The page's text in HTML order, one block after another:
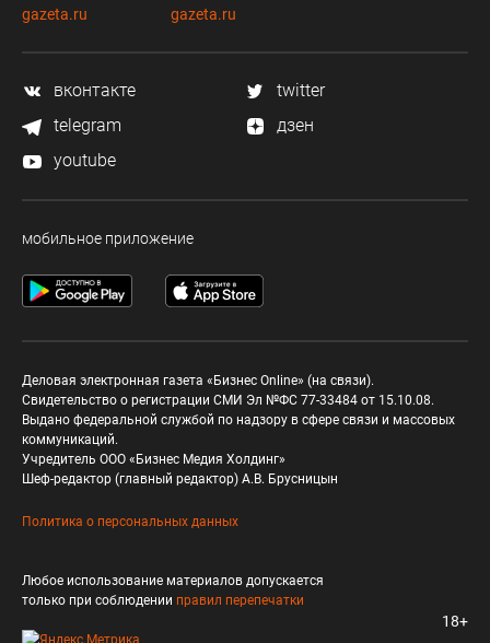
gazeta.ru
gazeta.ru
вконтакте
twitter
telegram
дзен
youtube
мобильное приложение
Деловая электронная газета «Бизнес Online» (на связи).
Свидетельство о регистрации СМИ Эл №ФС 77-33484 от 15.10.08.
Выдано федеральной службой по надзору в сфере связи и массовых
коммуникаций.
Учредитель ООО «Бизнес Медия Холдинг»
Шеф-редактор (главный редактор) А.В. Брусницын
Политика о персональных данных
Любое использование материалов допускается
только при соблюдении правил перепечатки
18+